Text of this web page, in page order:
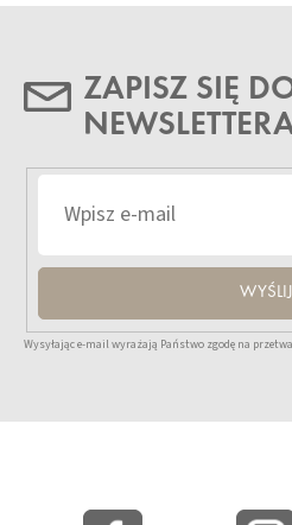
ZAPISZ SIĘ
WYŚLIJ
Wysyłając e-mail wyrażają Państwo zgodę na